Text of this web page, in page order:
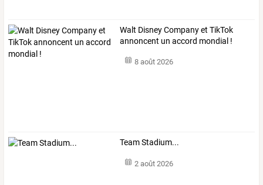
Walt Disney Company et TikTok
annoncent un accord mondial !
8 août 2026
Team Stadium...
2 août 2026